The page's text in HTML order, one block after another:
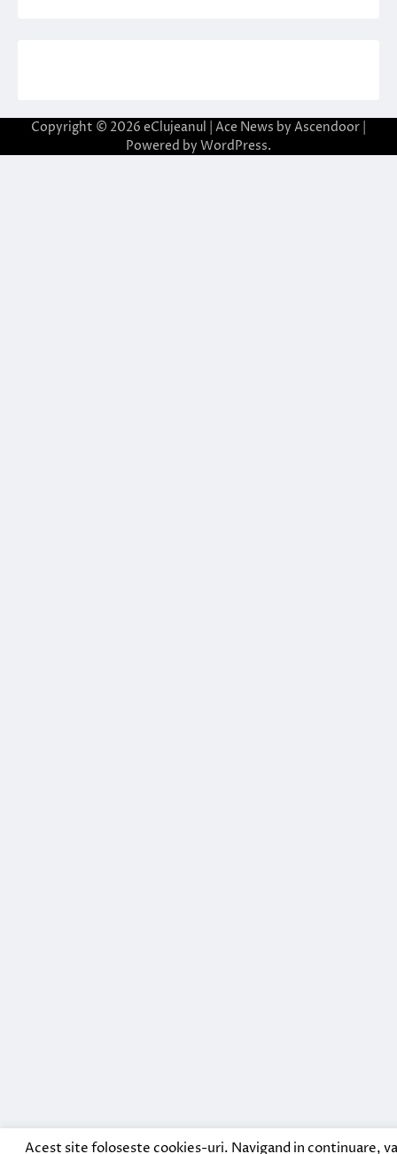
Copyright © 2026 eClujeanul | Ace News by Ascendoor
Powered by WordPress.
Acest site foloseste cookies-uri. Navigand in continuare,